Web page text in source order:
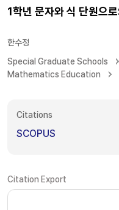
1학년 문자와 식 단원으
한수정
Special Graduate Schools
Mathematics Education
Citations
SCOPUS
Citation Export